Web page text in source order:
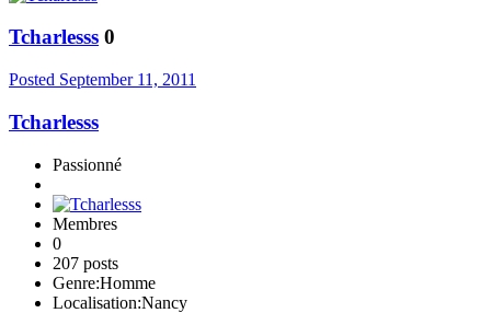
Tcharlesss 0
Posted September 11, 2011
Tcharlesss
Passionné
Membres
0
207 posts
Genre:Homme
Localisation:Nancy